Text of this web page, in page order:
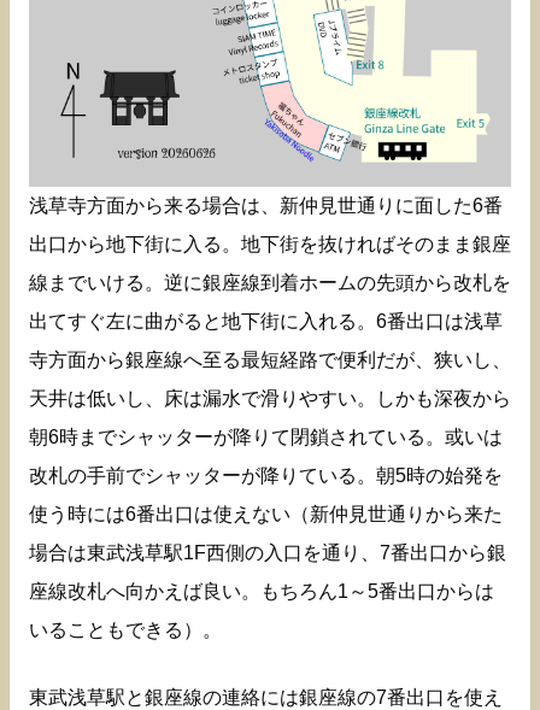
浅草寺方面から来る場合は、新仲見世通りに面した6番
出口から地下街に入る。地下街を抜ければそのまま銀座
線までいける。逆に銀座線到着ホームの先頭から改札を
出てすぐ左に曲がると地下街に入れる。6番出口は浅草
寺方面から銀座線へ至る最短経路で便利だが、狭いし、
天井は低いし、床は漏水で滑りやすい。しかも深夜から
朝6時までシャッターが降りて閉鎖されている。或いは
改札の手前でシャッターが降りている。朝5時の始発を
使う時には6番出口は使えない（新仲見世通りから来た
場合は東武浅草駅1F西側の入口を通り、7番出口から銀
座線改札へ向かえば良い。もちろん1～5番出口からは
いることもできる）。
東武浅草駅と銀座線の連絡には銀座線の7番出口を使え